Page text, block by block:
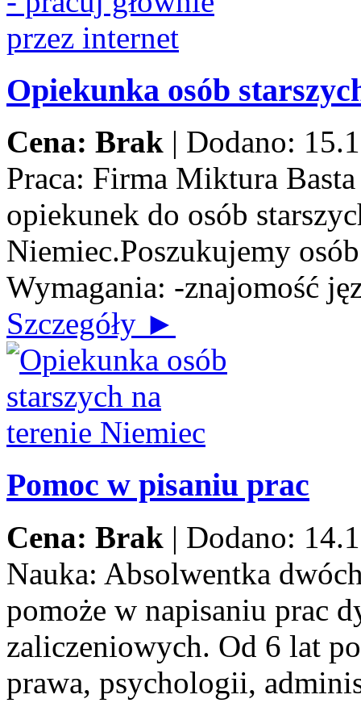
Opiekunka osób
Cena: Brak | Dodano:
Praca: Firma Miktura
opiekunek do osób
Niemiec.Poszukujemy
Wymagania: -znajomość
Szczegóły ►
Pomoc w pisaniu prac
Cena: Brak | Dodano:
Nauka: Absolwentka
pomoże w napisaniu prac
zaliczeniowych. Od 6 lat
prawa, psychologii,